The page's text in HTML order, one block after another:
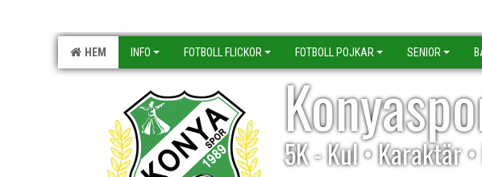
HEM INFO FOTBOLL FLICKOR FOTBOLL POJKAR SENIOR
5K - Kul • Karaktär